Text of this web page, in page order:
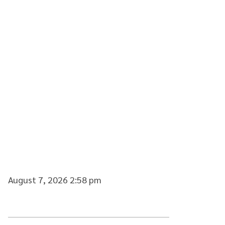
August 7, 2026 2:58 pm